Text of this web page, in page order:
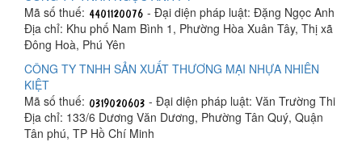
Mã số thuế:
- Đại diện pháp luật: Đặng Ngọc Anh
Địa chỉ: Khu phố Nam Bình 1, Phường Hòa Xuân Tây, Thị xã
Đông Hoà, Phú Yên
CÔNG TY TNHH SẢN XUẤT THƯƠNG MẠI NHỰA NHIÊN
KIỆT
Mã số thuế:
- Đại diện pháp luật: Văn Trường Thi
Địa chỉ: 133/6 Dương Văn Dương, Phường Tân Quý, Quận
Tân phú, TP Hồ Chí Minh